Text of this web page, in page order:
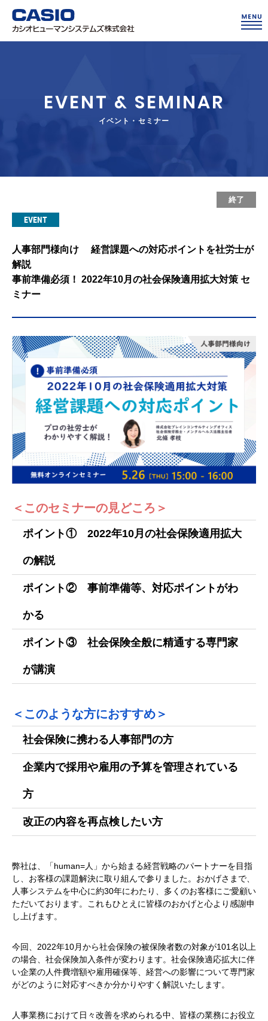
EVENT & SEMINAR
イベント・セミナー
終了
EVENT
人事部門様向け 経営課題への対応ポイントを社労士が
解説
事前準備必須！ 2022年10月の社会保険適用拡大対策 セ
ミナー
＜このセミナーの見どころ＞
ポイント① 2022年10月の社会保険適用拡大
の解説
ポイント② 事前準備等、対応ポイントがわ
かる
ポイント③ 社会保険全般に精通する専門家
が講演
＜このような方におすすめ＞
社会保険に携わる人事部門の方
企業内で採用や雇用の予算を管理されている
方
改正の内容を再点検したい方
弊社は、「human=人」から始まる経営戦略のパートナーを目指
し、お客様の課題解決に取り組んで参りました。おかげさまで、
人事システムを中心に約30年にわたり、多くのお客様にご愛顧い
ただいております。これもひとえに皆様のおかげと心より感謝申
し上げます。
今回、2022年10月から社会保険の被保険者数の対象が101名以上
の場合、社会保険加入条件が変わります。社会保険適応拡大に伴
い企業の人件費増額や雇用確保等、経営への影響について専門家
がどのように対応すべきか分かりやすく解説いたします。
人事業務におけて日々改善を求められる中、皆様の業務にお役立